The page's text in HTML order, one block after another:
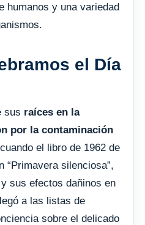
humanos y una variedad
el Día
sus raíces en la
por la contaminación
el libro de 1962 de
“Primavera silenciosa”,
sus efectos dañinos en
a las listas de
sobre el delicado